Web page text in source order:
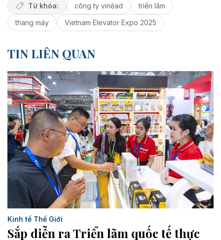
Từ khóa: công ty vinẽad
triển lãm
thang máy
Vietnam Elevator Expo 2025
TIN LIÊN QUAN
Kinh tế Thế Giới
Sắp diễn ra Triển lãm quốc tế thực